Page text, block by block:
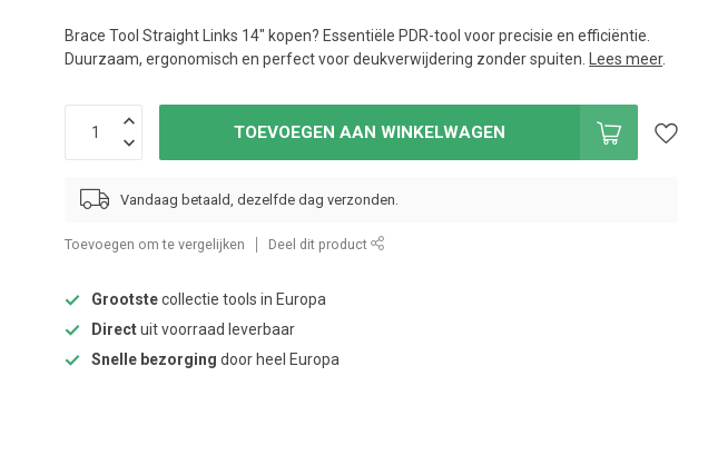
Brace Tool Straight Links 14" kopen? Essentiële PDR-tool voor precisie en efficiëntie.
Duurzaam, ergonomisch en perfect voor deukverwijdering zonder spuiten.
Lees meer.
TOEVOEGEN AAN WINKELWAGEN
Vandaag betaald, dezelfde dag verzonden.
Toevoegen om te vergelijken Deel dit product
Grootstecollectie tools in Europa
Directuit voorraad leverbaar
Snelle bezorging door heel Europa